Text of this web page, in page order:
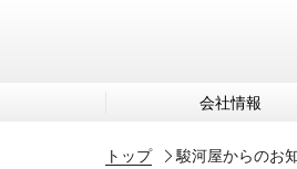
会社情報
トップ 駿河屋からのお